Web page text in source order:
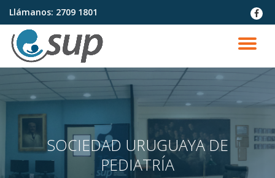
Saltar
contenido
Llámanos: 2709 1801
fa-
SOCIEDAD URUGUAYA DE
PEDIATRÍA